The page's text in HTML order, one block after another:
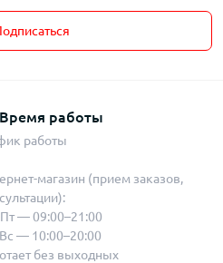
Время работы
работы
магазин (прием заказов,
— 09:00–21:00
— 10:00–20:00
без выходных